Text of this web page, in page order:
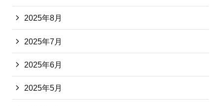
2025年8月
2025年7月
2025年6月
2025年5月